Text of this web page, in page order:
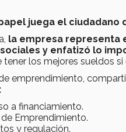
juega el
la empresa representa
y enfatizó lo
tener los mejores sueldos
emprendimiento,
a financiamiento.
Emprendimiento.
y regulación.